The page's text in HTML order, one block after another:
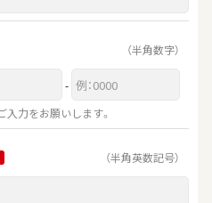
（半角数字）
-
力をお願いします。
（半角英数記号）